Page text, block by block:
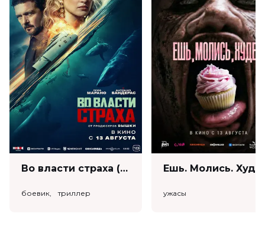
Во власти страха (18+)
боевик, триллер ужасы